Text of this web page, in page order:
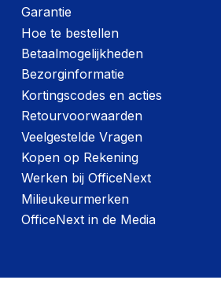
Garantie
Hoe te bestellen
Betaalmogelijkheden
Bezorginformatie
Kortingscodes en acties
Retourvoorwaarden
Veelgestelde Vragen
Kopen op Rekening
Werken bij OfficeNext
Milieukeurmerken
OfficeNext in de Media